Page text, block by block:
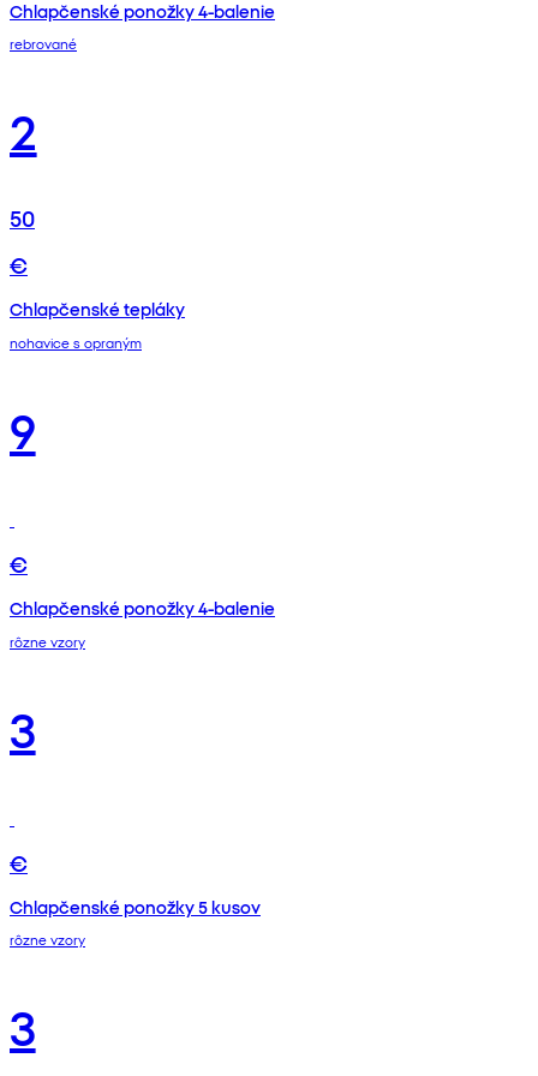
Chlapčenské ponožky 4-balenie
rebrované
2
50
€
Chlapčenské tepláky
nohavice s opraným
9
€
Chlapčenské ponožky 4-balenie
rôzne vzory
3
€
Chlapčenské ponožky 5 kusov
rôzne vzory
3